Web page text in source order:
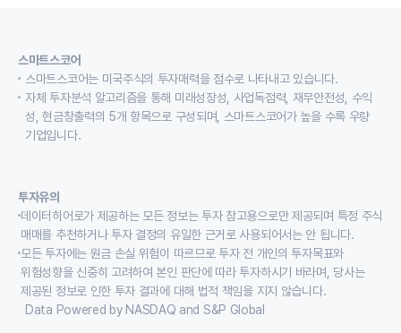
스마트스코어
스마트스코어는 미국주식의 투자매력을 점수로 나타내고 있습니다.
자체 투자분석 알고리즘을 통해 미래성장성, 사업독점력, 재무안전성, 수익
성, 현금창출력의 5개 항목으로 구성되며, 스마트스코어가 높을 수록 우량
기업입니다.
투자유의
데이터히어로가 제공하는 모든 정보는 투자 참고용으로만 제공되며 특정 주식
매매를 추천하거나 투자 결정의 유일한 근거로 사용되어서는 안 됩니다.
모든 투자에는 원금 손실 위험이 따르므로 투자 전 개인의 투자목표와
위험성향을 신중히 고려하여 본인 판단에 따라 투자하시기 바라며, 당사는
제공된 정보로 인한 투자 결과에 대해 법적 책임을 지지 않습니다.
Data Powered by NASDAQ and S&P Global